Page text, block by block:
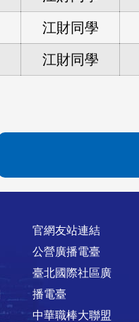
江財同學
江財同學
官網友站連結
公營廣播電臺
臺北國際社區廣
播電臺
中華職棒大聯盟